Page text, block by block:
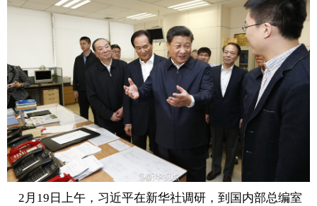
时尚 思客 地方 法治
台湾 华人 汽车
科技 能源 房产 公司
图片 视频 彩票
旅游 健康 信息化
金融 公益 军事 无人机
2月 19日上午，习近平在新华社调研，到国内部总编室